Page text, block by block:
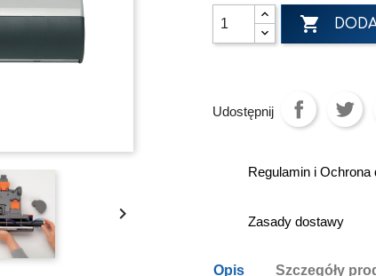


Udostępnij
Regulamin i
Zasady dostawy
Opis Szczegóły